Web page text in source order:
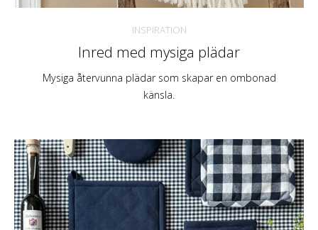
INSPIRATION
Inred med mysiga plädar
Mysiga återvunna plädar som skapar en ombonad
känsla.